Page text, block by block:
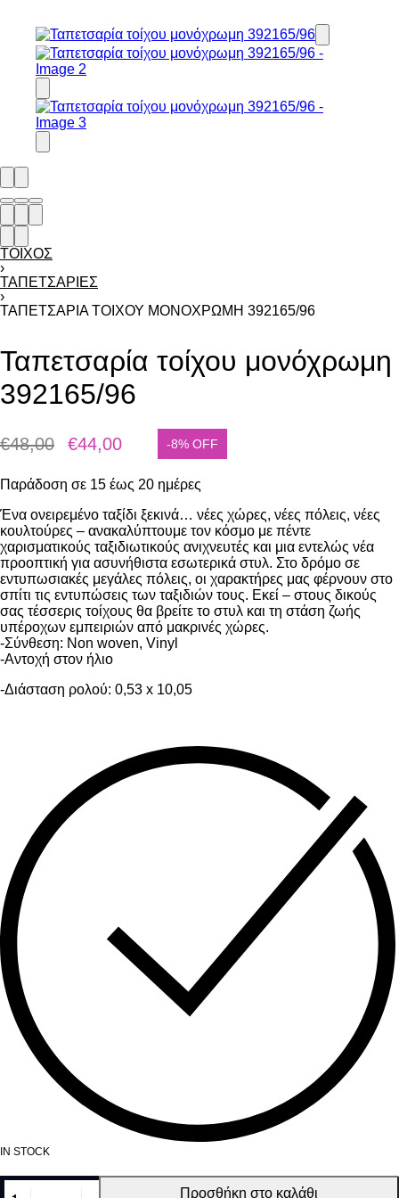
ΤΟΊΧΟΣ
›
ΤΑΠΕΤΣΑΡΊΕΣ
›
ΤΑΠΕΤΣΑΡΊΑ ΤΟΊΧΟΥ ΜΟΝΌΧΡΩΜΗ 392165/96
Ταπετσαρία τοίχου μονόχρωμη
392165/96
€48,00
Original
was:
€48,00.
€44,00
Η
τιμή
είναι:
€44,00.
-8% OFF
Παράδοση σε 15 έως 20 ημέρες
Ένα ονειρεμένο ταξίδι ξεκινά… νέες χώρες, νέες πόλεις, νέες
κουλτούρες – ανακαλύπτουμε τον κόσμο με πέντε
χαρισματικούς ταξιδιωτικούς ανιχνευτές και μια εντελώς νέα
προοπτική για ασυνήθιστα εσωτερικά στυλ. Στο δρόμο σε
εντυπωσιακές μεγάλες πόλεις, οι χαρακτήρες μας φέρνουν στο
σπίτι τις εντυπώσεις των ταξιδιών τους. Εκεί – στους δικούς
σας τέσσερις τοίχους θα βρείτε το στυλ και τη στάση ζωής
υπέροχων εμπειριών από μακρινές χώρες.
-Σύνθεση: Non woven, Vinyl
-Αντοχή στον ήλιο
-Διάσταση ρολού: 0,53 x 10,05
IN STOCK
Ταπετσαρία
Προσθήκη στο καλάθι